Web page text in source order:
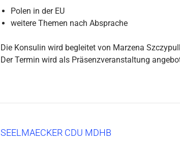
Polen in der EU
weitere Themen nach Absprache
Die Konsulin wird begleitet von Marzena
Der Termin wird als Präsenzveranstaltung
SEELMAECKER CDU MDHB